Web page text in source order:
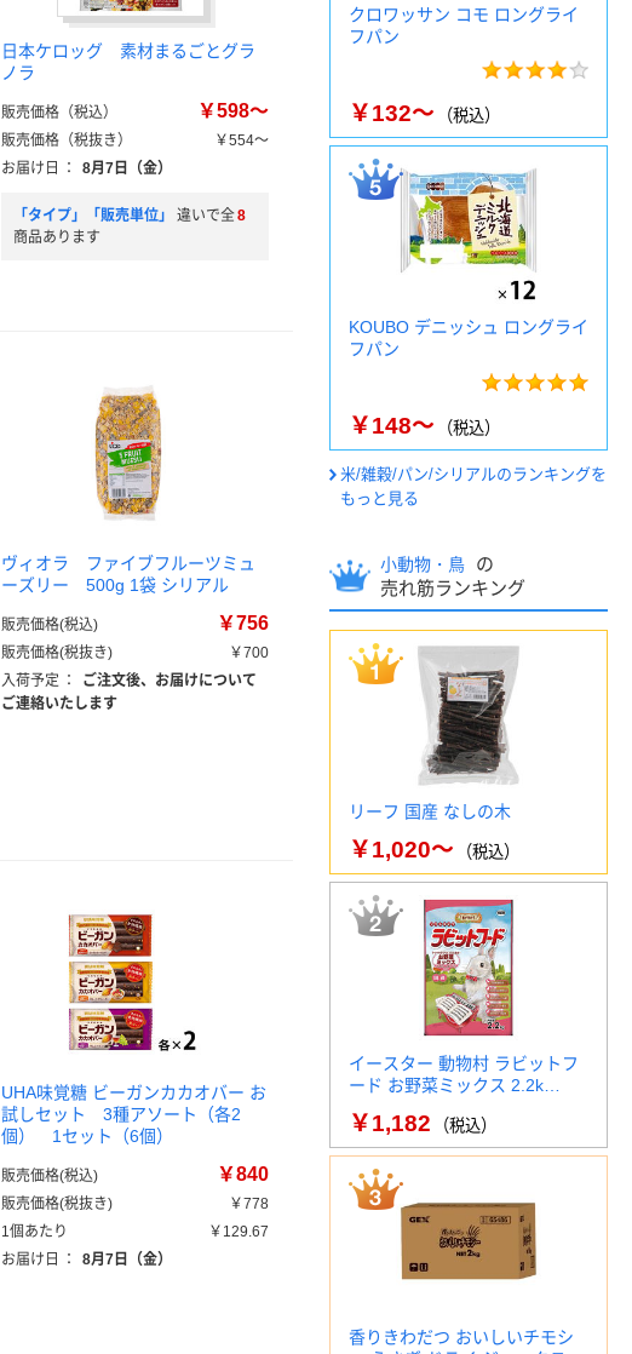
日本ケロッグ 素材まるごとグラ
ノラ
販売価格（税込） ￥598～
販売価格（税抜き）
￥554～
お届け日
： 8月7日（金）
「タイプ」「販売単位」 違いで全8
商品あります
ヴィオラ ファイブフルーツミュ
ーズリー 500g 1袋 シリアル
販売価格(税込) ￥756
販売価格(税抜き)
￥700
入荷予定 ：
ご注文後、お届けについて
ご連絡いたします
UHA味覚糖 ビーガンカカオバー お
試しセット 3種アソート（各2
個） 1セット（6個）
販売価格(税込) ￥840
販売価格(税抜き)
￥778
1個あたり
￥129.67
お届け日
： 8月7日（金）
クロワッサン コモ ロングライ
フパン
￥132～ （税込）
KOUBO デニッシュ ロングライ
フパン
￥148～ （税込）
米/雑穀/パン/シリアルのランキングを
もっと見る
小動物・鳥
の
売れ筋ランキング
リーフ 国産 なしの木
￥1,020～ （税込）
イースター 動物村 ラビットフ
ード お野菜ミックス 2.2k…
￥1,182 （税込）
香りきわだつ おいしいチモシ